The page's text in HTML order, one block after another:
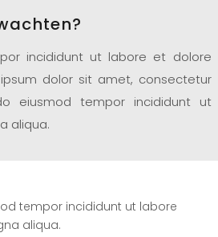
incididunt ut labore et dolore
dolor sit amet, consectetur
eiusmod tempor incididunt ut
aliqua.
tempor incididunt ut labore
aliqua.